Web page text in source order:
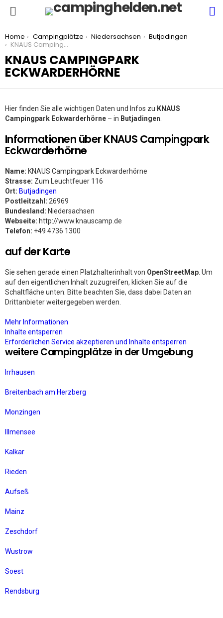
You are here:
Home Campingplätze Niedersachsen
Butjadingen
KNAUS Campingpark Eckwarderhörne
KNAUS CAMPINGPARK
ECKWARDERHÖRNE
Hier finden Sie alle wichtigen Daten und Infos zu KNAUS
Campingpark Eckwarderhörne – in Butjadingen
Informationen über KNAUS Campingpark
Eckwarderhörne
Name: KNAUS Campingpark Eckwarderhörne
Strasse: Zum Leuchtfeuer 116
Ort: Butjadingen
Postleitzahl: 26969
Bundesland: Niedersachsen
Webseite: http://www.knauscamp.de
Telefon: +49 4736 1300
auf der Karte
Sie sehen gerade einen Platzhalterinhalt von OpenStreetMap . Um
auf den eigentlichen Inhalt zuzugreifen, klicken Sie auf die
Schaltfläche unten. Bitte beachten Sie, dass dabei Daten an
Drittanbieter weitergegeben werden.
Mehr Informationen
Inhalte entsperren
Erforderlichen Service akzeptieren und Inhalte entsperren
weitere Campingplätze in der Umgebung
Irrhausen
Breitenbach am Herzberg
Monzingen
Illmensee
Kalkar
Rieden
Aufseß
Mainz
Zeschdorf
Wustrow
Soest
Rendsburg